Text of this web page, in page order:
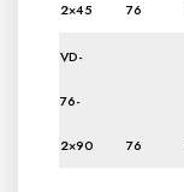
2×45 76
VD-
76-
2×90 76